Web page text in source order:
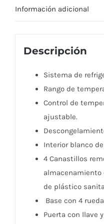
Información adicional
Descripción
Sistema de
Rango de
Control de
ajustable.
Interior blanco
4 Canastillos
almacenamiento
de plástico
Base con 4
Puerta con llave